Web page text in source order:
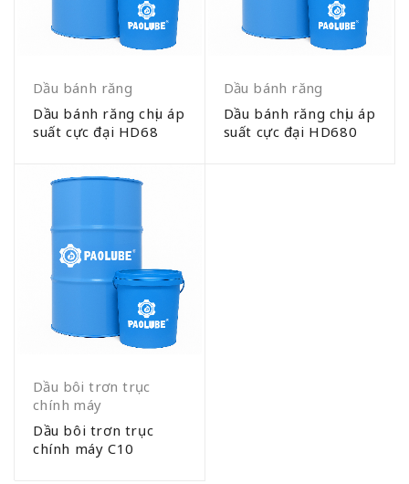
Dầu bánh răng
Dầu bánh răng chịu áp
suất cực đại HD68
Dầu bánh răng
Dầu bánh răng chịu áp
suất cực đại HD680
Dầu bôi trơn trục
chính máy
Dầu bôi trơn trục
chính máy C10